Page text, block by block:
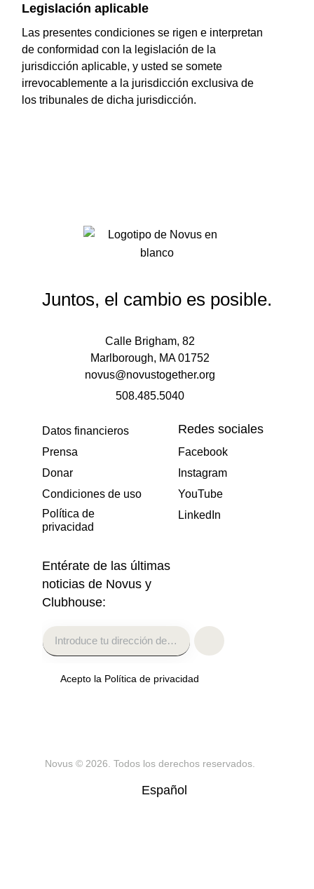
Legislación aplicable
Las presentes condiciones se rigen e interpretan
de conformidad con la legislación de la
jurisdicción aplicable, y usted se somete
irrevocablemente a la jurisdicción exclusiva de
los tribunales de dicha jurisdicción.
Juntos, el cambio es posible.
Calle Brigham, 82
Marlborough, MA 01752
novus@novustogether.org
508.485.5040
Datos financieros
Prensa
Donar
Condiciones de uso
Política de
privacidad
Redes sociales
Facebook
Instagram
YouTube
LinkedIn
Entérate de las últimas
noticias de Novus y
Clubhouse:
Acepto la Política de privacidad
Novus © 2026. Todos los derechos reservados.
Español